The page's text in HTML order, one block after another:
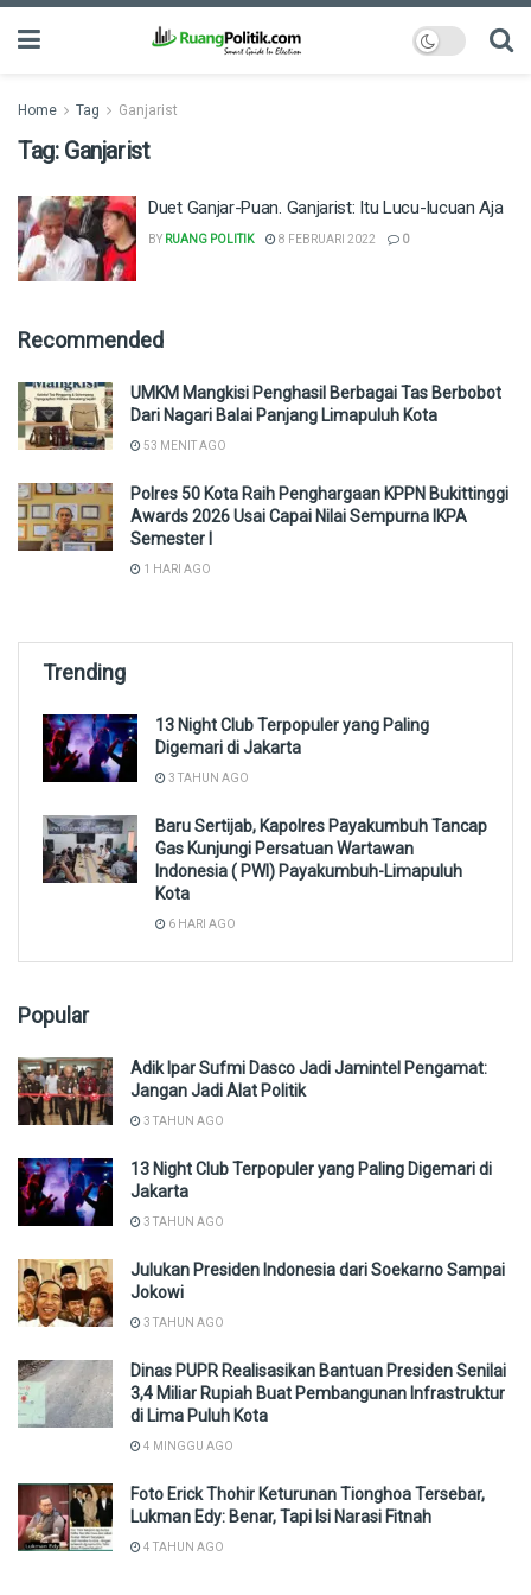
Home Tag Ganjarist
Tag: Ganjarist
Duet Ganjar-Puan. Ganjarist: Itu Lucu-lucuan Aja
BY RUANG POLITIK 8 FEBRUARI 2022 0
Recommended
UMKM Mangkisi Penghasil Berbagai Tas Berbobot
Dari Nagari Balai Panjang Limapuluh Kota
53 MENIT AGO
Polres 50 Kota Raih Penghargaan KPPN Bukittinggi
Awards 2026 Usai Capai Nilai Sempurna IKPA
Semester I
1 HARI AGO
Trending
13 Night Club Terpopuler yang Paling
Digemari di Jakarta
3 TAHUN AGO
Baru Sertijab, Kapolres Payakumbuh Tancap
Gas Kunjungi Persatuan Wartawan
Indonesia ( PWI) Payakumbuh-Limapuluh
Kota
6 HARI AGO
Popular
Adik Ipar Sufmi Dasco Jadi Jamintel Pengamat:
Jangan Jadi Alat Politik
3 TAHUN AGO
13 Night Club Terpopuler yang Paling Digemari di
Jakarta
3 TAHUN AGO
Julukan Presiden Indonesia dari Soekarno Sampai
Jokowi
3 TAHUN AGO
Dinas PUPR Realisasikan Bantuan Presiden Senilai
3,4 Miliar Rupiah Buat Pembangunan Infrastruktur
di Lima Puluh Kota
4 MINGGU AGO
Foto Erick Thohir Keturunan Tionghoa Tersebar,
Lukman Edy: Benar, Tapi Isi Narasi Fitnah
4 TAHUN AGO